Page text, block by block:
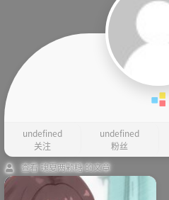
undefined
关注
undefined
粉丝
查看 瑰夏两颗糖 的文章